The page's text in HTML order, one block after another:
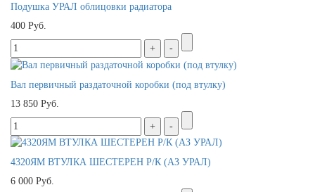
Подушка УРАЛ облицовки радиатора
400 Руб.
Вал первичный раздаточной коробки (под втулку)
13 850 Руб.
4320ЯМ ВТУЛКА ШЕСТЕРЕН Р/К (АЗ УРАЛ)
6 000 Руб.